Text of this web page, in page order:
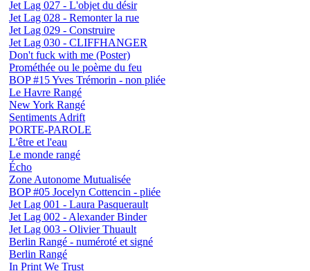
Jet Lag 027 - L'objet du désir
Jet Lag 028 - Remonter la rue
Jet Lag 029 - Construire
Jet Lag 030 - CLIFFHANGER
Don't fuck with me (Poster)
Prométhée ou le poème du feu
BOP #15 Yves Trémorin - non pliée
Le Havre Rangé
New York Rangé
Sentiments Adrift
PORTE-PAROLE
L'être et l'eau
Le monde rangé
Écho
Zone Autonome Mutualisée
BOP #05 Jocelyn Cottencin - pliée
Jet Lag 001 - Laura Pasquerault
Jet Lag 002 - Alexander Binder
Jet Lag 003 - Olivier Thuault
Berlin Rangé - numéroté et signé
Berlin Rangé
In Print We Trust